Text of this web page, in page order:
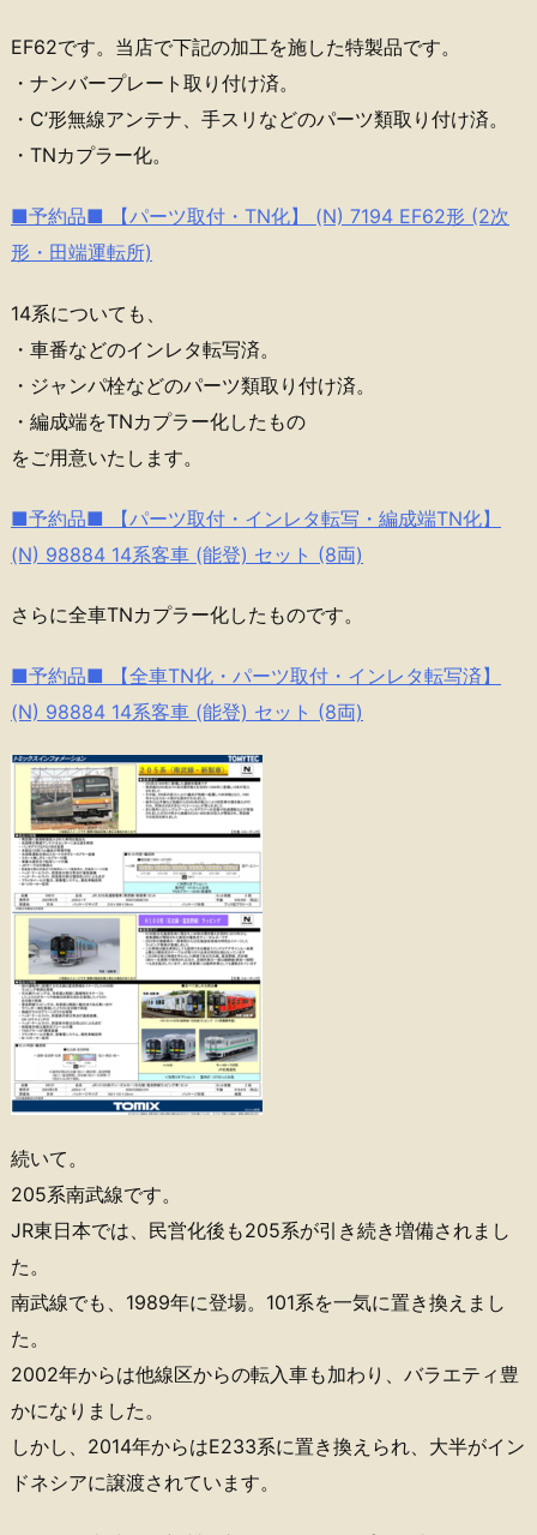
EF62です。当店で下記の加工を施した特製品です。
・ナンバープレート取り付け済。
・C’形無線アンテナ、手スリなどのパーツ類取り付け済。
・TNカプラー化。
■予約品■ 【パーツ取付・TN化】 (N) 7194 EF62形 (2次
形・田端運転所)
14系についても、
・車番などのインレタ転写済。
・ジャンパ栓などのパーツ類取り付け済。
・編成端をTNカプラー化したもの
をご用意いたします。
■予約品■ 【パーツ取付・インレタ転写・編成端TN化】
(N) 98884 14系客車 (能登) セット (8両)
さらに全車TNカプラー化したものです。
■予約品■ 【全車TN化・パーツ取付・インレタ転写済】
(N) 98884 14系客車 (能登) セット (8両)
続いて。
205系南武線です。
JR東日本では、民営化後も205系が引き続き増備されまし
た。
南武線でも、1989年に登場。101系を一気に置き換えまし
た。
2002年からは他線区からの転入車も加わり、バラエティ豊
かになりました。
しかし、2014年からはE233系に置き換えられ、大半がイン
ドネシアに譲渡されています。